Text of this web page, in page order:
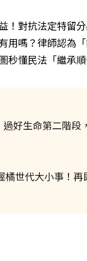
！對抗法定特留
用嗎？律師認為
秒懂民法「繼承順
好生命第二階段
世代大小事！再